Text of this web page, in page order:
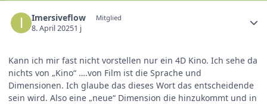
Imersiveflow Mitglied
8. April 20251 j
Kann ich mir fast nicht vorstellen nur ein 4D Kino. Ich sehe da
nichts von „Kino“ ….von Film ist die Sprache und
Dimensionen. Ich glaube das dieses Wort das entscheidende
sein wird. Also eine „neue“ Dimension die hinzukommt und in